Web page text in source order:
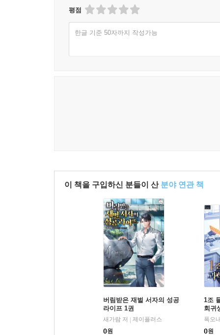
평점
한글 기준 50자까지 작성가능
이 책을 구입하신 분들이 산 분야 연관 책
버림받은 재벌 서자의 성공
라이프 1권
새가람 저 | 제이플러스
0원
1조
회귀
폭오
0원